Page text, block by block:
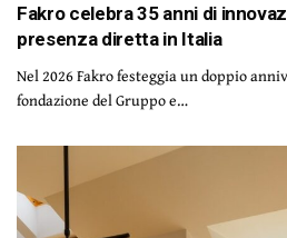
Fakro celebra 35 anni di
presenza diretta in Italia
Nel 2026 Fakro festeggia un doppio
fondazione del Gruppo e…